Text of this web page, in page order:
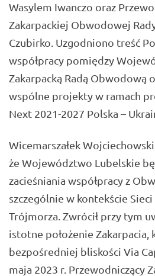
Wasylem Iwanczo oraz
Zakarpackiej Obwodowej
Czubirko. Uzgodniono treść
współpracy pomiędzy
Zakarpacką Radą Obwodową
wspólne projekty w ramach
Next 2021-2027 Polska –
Wicemarszałek
że Województwo Lubelskie
zacieśniania współpracy z
szczególnie w kontekście
Trójmorza. Zwrócił przy tym
istotne położenie
bezpośredniej bliskości Via
maja 2023 r. Przewodniczący